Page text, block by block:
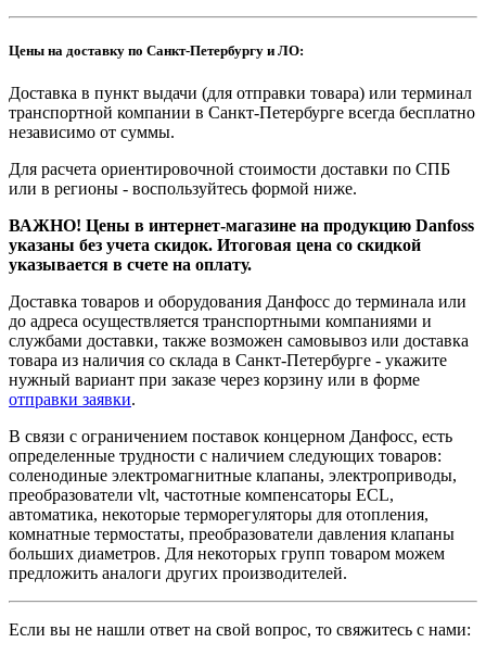
Цены на доставку по Санкт-Петербургу и ЛО:
Доставка в пункт выдачи (для отправки товара) или терминал
транспортной компании в Санкт-Петербурге всегда бесплатно
независимо от суммы.
Для расчета ориентировочной стоимости доставки по СПБ
или в регионы - воспользуйтесь формой ниже.
ВАЖНО! Цены в интернет-магазине на продукцию Danfoss
указаны без учета скидок. Итоговая цена со скидкой
указывается в счете на оплату.
Доставка товаров и оборудования Данфосс до терминала или
до адреса осуществляется транспортными компаниями и
службами доставки, также возможен самовывоз или доставка
товара из наличия со склада в Санкт-Петербурге - укажите
нужный вариант при заказе через корзину или в форме
отправки заявки.
В связи с ограничением поставок концерном Данфосс, есть
определенные трудности с наличием следующих товаров:
соленодиные электромагнитные клапаны, электроприводы,
преобразователи vlt, частотные компенсаторы ECL,
автоматика, некоторые терморегуляторы для отопления,
комнатные термостаты, преобразователи давления клапаны
больших диаметров. Для некоторых групп товаром можем
предложить аналоги других производителей.
Если вы не нашли ответ на свой вопрос, то свяжитесь с нами: